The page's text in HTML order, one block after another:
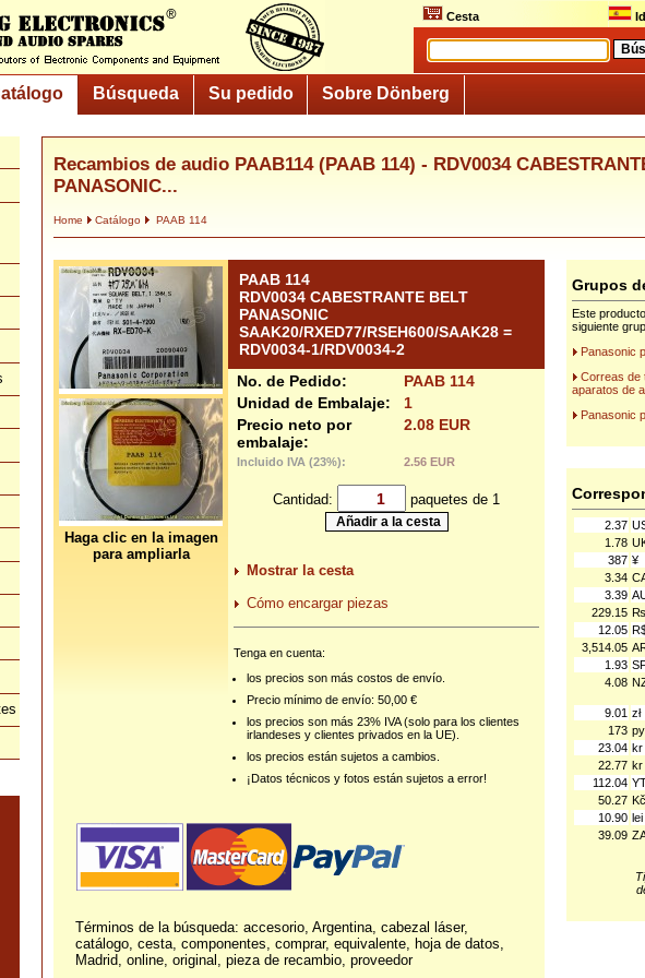
Cesta
Búsqueda Su pedido Sobre Dönberg
Recambios de audio PAAB114 (PAAB 114) - RDV0034
PANASONIC...
Home Catálogo PAAB 114
Haga clic en la imagen
para ampliarla
PAAB 114
RDV0034 CABESTRANTE BELT
PANASONIC
SAAK20/RXED77/RSEH600/SAAK28 =
RDV0034-1/RDV0034-2
No. de Pedido:
PAAB 114
Unidad de Embalaje:
1
Precio neto por
embalaje:
2.08 EUR
Incluido IVA (23%): 2.56 EUR
Cantidad: paquetes de 1
Mostrar la cesta
Cómo encargar piezas
Tenga en cuenta:
los precios son más costos de envío.
Precio mínimo de envío: 50,00 €
los precios son más 23% IVA (solo para los clientes
irlandeses y clientes privados en la UE).
los precios están sujetos a cambios.
¡Datos técnicos y fotos están sujetos a error!
Términos de la búsqueda: accesorio, Argentina, cabezal láser,
catálogo, cesta, componentes, comprar, equivalente, hoja de datos,
Madrid, online, original, pieza de recambio, proveedor
Grupos
Este
siguiente
Panasonic
Correas de
aparatos de
Panasonic
2.37
1.78
387 ¥
3.34
3.39
229.15 ₨
12.05
3,514.05
1.93
4.08
9.01 zł
173
23.04 kr
22.77 kr
112.04
50.27 Kč
10.90 lei
39.09